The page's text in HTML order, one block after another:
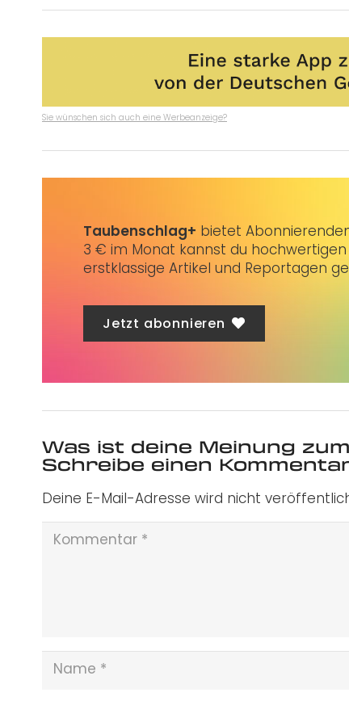
Sie wünschen sich auch eine Werbeanzeige?
Taubenschlag+ bietet
3 € im Monat kannst du
erstklassige Artikel und Reportagen
Jetzt abonnieren
Was ist deine Meinung
Schreibe einen
Deine E-Mail-Adresse wird nicht